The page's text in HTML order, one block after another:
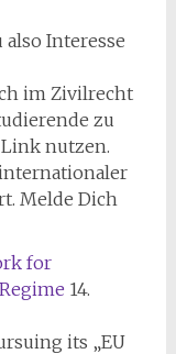
Interesse
im Zivilrecht
zu
nutzen.
Melde Dich
for
14.
its „EU